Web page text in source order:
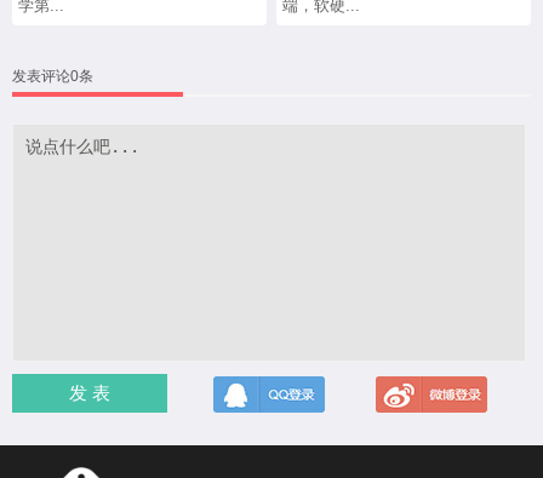
学第...
端，软硬...
发表评论0条
发 表